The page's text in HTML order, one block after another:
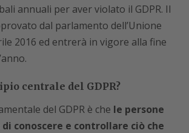
annuali per aver violato il GDPR. Il
dal parlamento dell’Unione
2016 ed entrerà in vigore alla fine
centrale del GDPR?
del GDPR è che le persone
conoscere e controllare ciò che